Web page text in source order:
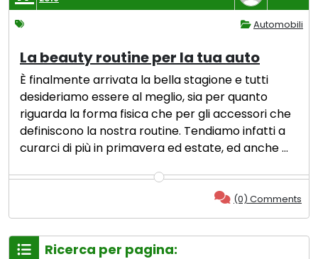
Automobili
La beauty routine per la tua auto
È finalmente arrivata la bella stagione e tutti
desideriamo essere al meglio, sia per quanto
riguarda la forma fisica che per gli accessori che
definiscono la nostra routine. Tendiamo infatti a
curarci di più in primavera ed estate, ed anche …
(0) Comments
Ricerca per pagina: